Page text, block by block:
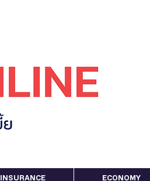
INSURANCE ECONOMY